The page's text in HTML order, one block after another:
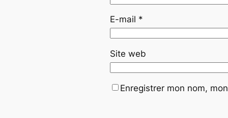
E-mail *
Site web
Enregistrer mon nom,